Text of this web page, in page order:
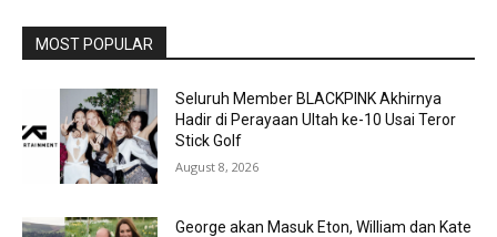
MOST POPULAR
Seluruh Member BLACKPINK Akhirnya
Hadir di Perayaan Ultah ke-10 Usai Teror
Stick Golf
August 8, 2026
George akan Masuk Eton, William dan Kate